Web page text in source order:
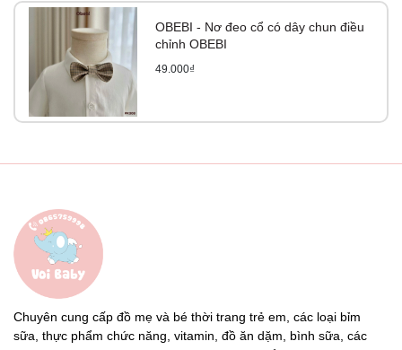
OBEBI - Nơ đeo cổ có dây chun điều
chỉnh OBEBI
49.000₫
Chuyên cung cấp đồ mẹ và bé thời trang trẻ em, các loại bỉm
sữa, thực phẩm chức năng, vitamin, đồ ăn dặm, bình sữa, các